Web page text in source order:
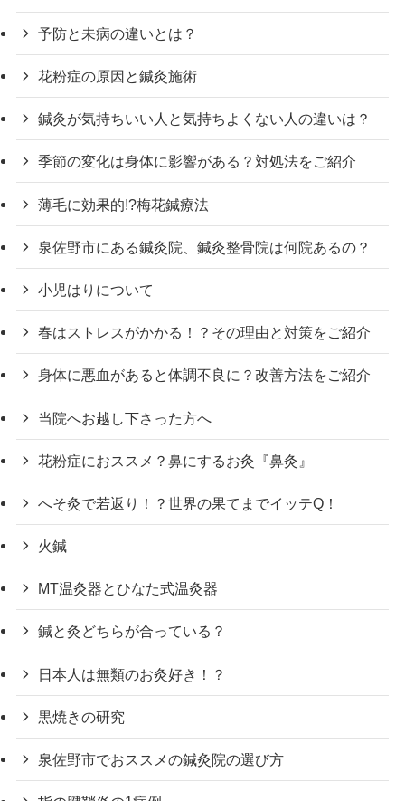
予防と未病の違いとは？
花粉症の原因と鍼灸施術
鍼灸が気持ちいい人と気持ちよくない人の違いは？
季節の変化は身体に影響がある？対処法をご紹介
薄毛に効果的!?梅花鍼療法
泉佐野市にある鍼灸院、鍼灸整骨院は何院あるの？
小児はりについて
春はストレスがかかる！？その理由と対策をご紹介
身体に悪血があると体調不良に？改善方法をご紹介
当院へお越し下さった方へ
花粉症におススメ？鼻にするお灸『鼻灸』
へそ灸で若返り！？世界の果てまでイッテQ！
火鍼
MT温灸器とひなた式温灸器
鍼と灸どちらが合っている？
日本人は無類のお灸好き！？
黒焼きの研究
泉佐野市でおススメの鍼灸院の選び方